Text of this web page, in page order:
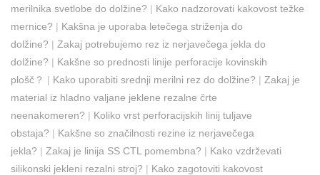
merilnika svetlobe do dolžine? | Kako nadzorovati kakovost težke
mernice? | Kakšna je uporaba letečega striženja do
dolžine? | Zakaj potrebujemo rez iz nerjavečega jekla do
dolžine? | Kakšne so prednosti linije perforacije kovinskih
plošč？ | Kako uporabiti srednji merilni rez do dolžine? | Zakaj je
material iz hladno valjane jeklene rezalne črte
neenakomeren? | Koliko vrst perforacijskih linij tuljave
obstaja? | Kakšne so značilnosti rezine iz nerjavečega
jekla? | Zakaj je linija SS CTL pomembna? | Kako vzdrževati
silikonski jekleni rezalni stroj? | Kako zagotoviti kakovost